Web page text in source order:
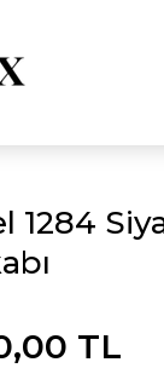
1284
TL